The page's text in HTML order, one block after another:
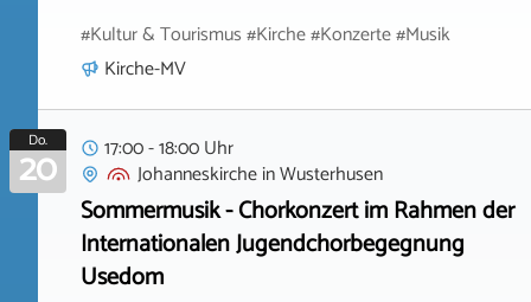
#Kultur & Tourismus #Kirche #Konzerte #Musik
Kirche-MV
Do.
20
17:00 - 18:00 Uhr
JohanneskircheinWusterhusen
Sommermusik - Chorkonzert im Rahmen der
Internationalen Jugendchorbegegnung
Usedom